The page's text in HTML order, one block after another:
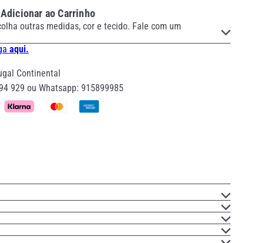
Adicionar ao Carrinho
outras medidas, cor e tecido. Fale com um
aqui.
Continental
929 ou Whatsapp: 915899985